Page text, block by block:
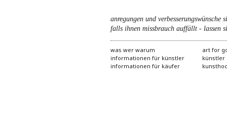
anregungen und verbesserungswünsche
falls ihnen missbrauch auffällt - lassen
was wer warum
informationen für künstler
informationen für käufer
art for
künstler